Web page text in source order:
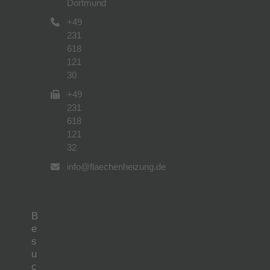
Dortmund
+49
231
618
121
30
+49
231
618
121
32
info@flaechenheizung.de
B
e
s
u
c